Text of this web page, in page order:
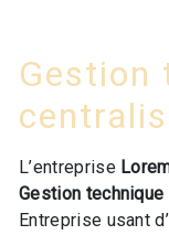
Gestion
L’entreprise
Gestion
Entreprise usant